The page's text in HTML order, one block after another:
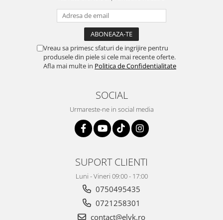
Vreau sa primesc sfaturi de ingrijire pentru
produsele din piele si cele mai recente oferte.
Afla mai multe in Politica de Confidentialitate
SOCIAL
Urmareste-ne in social media
SUPORT CLIENTI
Luni - Vineri 09:00 - 17:00
0750495435
0721258301
contact@elyk.ro